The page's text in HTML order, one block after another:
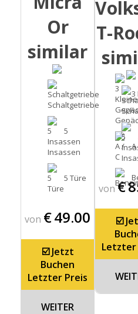
Or
similar
Schaltgetriebe
5
Insassen
5 Türe
3
A
von €49.00
☑️ Jetzt
Buchen
Letzter Preis
WEITER
T-
von €
☑️
Letzter